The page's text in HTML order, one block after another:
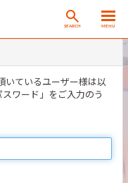
SEARCH MENU
いているユーザー様は以
ワード」をご入力のう